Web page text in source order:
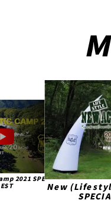
Camp 2020
/ DAY1
New